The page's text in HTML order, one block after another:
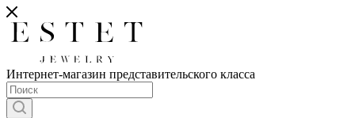
Интернет-магазин представительского класса